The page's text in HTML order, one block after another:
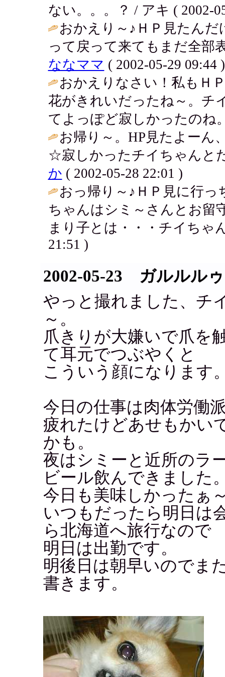
ない。。。？ / アキ ( 2002-
おかえり～♪ＨＰ見たん
って戻って来てもまだ全部
ななママ ( 2002-05-29 09:44 )
おかえりなさい！私もＨ
花がきれいだったね～。チ
てよっぽど寂しかったのね
お帰り～。HP見たよーん
☆寂しかったチイちゃんと
か ( 2002-05-28 22:01 )
おっ帰り～♪ＨＰ見に行
ちゃんはシミ～さんとお留
まり子とは・・・チイちゃ
21:51 )
2002-05-23 ガルルルゥ
やっと撮れました、チ
～。
爪きりが大嫌いで爪を
て耳元でつぶやくと
こういう顔になります
今日の仕事は肉体労働
疲れたけどあせもかい
かも。
夜はシミーと近所のラ
ビール飲んできました
今日も美味しかったぁ
いつもだったら明日は
ら北海道へ旅行なので
明日は出勤です。
明後日は朝早いのでま
書きます。